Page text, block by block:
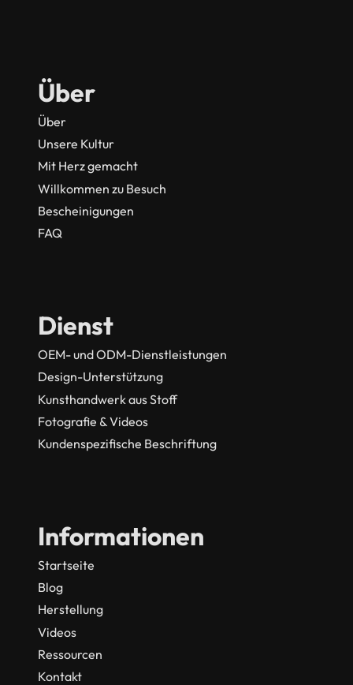
Über
Über
Unsere Kultur
Mit Herz gemacht
Willkommen zu Besuch
Bescheinigungen
FAQ
Dienst
OEM- und ODM-Dienstleistungen
Design-Unterstützung
Kunsthandwerk aus Stoff
Fotografie & Videos
Kundenspezifische Beschriftung
Informationen
Startseite
Blog
Herstellung
Videos
Ressourcen
Kontakt